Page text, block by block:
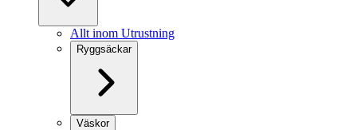
Allt inom Utrustning
Ryggsäckar
Väskor